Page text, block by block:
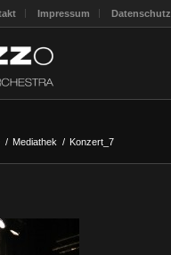
Impressum Datenschutz
/ Mediathek / Konzert_7